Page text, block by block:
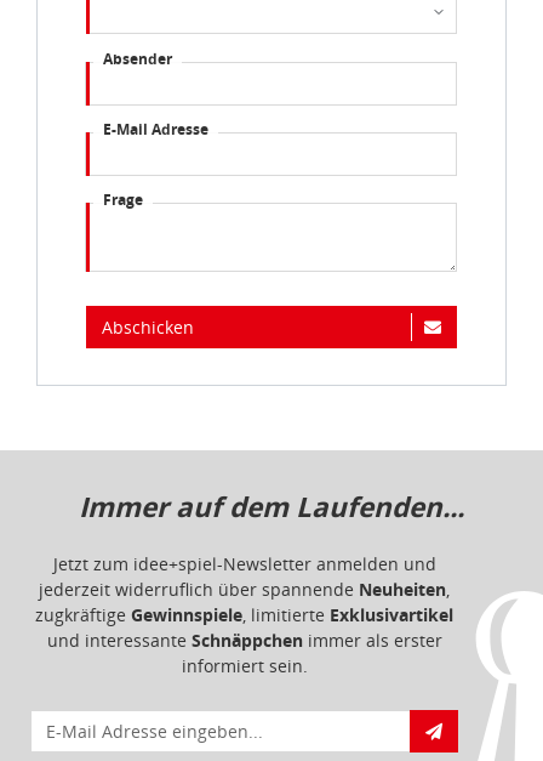
Absender
E-Mail Adresse
Frage
Abschicken
Immer auf dem Laufenden...
Jetzt zum idee+spiel-Newsletter anmelden und
jederzeit widerruflich über spannende Neuheiten,
zugkräftige Gewinnspiele, limitierte Exklusivartikel
und interessante Schnäppchenimmer als erster
informiert sein.
E-Mail für Newsletteranmeldung